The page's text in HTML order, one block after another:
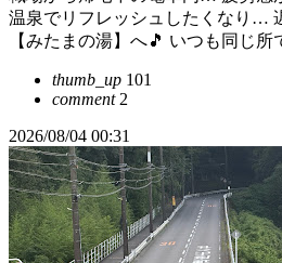
温泉でリフレッシュしたくなり…
【みたまの湯】へ🎵 いつも同じ所
thumb_up 101
comment2
2026/08/04 00:31